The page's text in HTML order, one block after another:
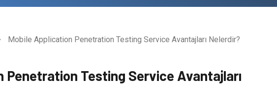
Mobile Application Penetration Testing Service Avantajları Nelerdir?
Penetration Testing Service Avantajları